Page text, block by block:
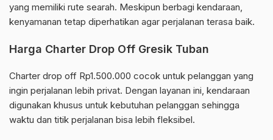
yang memiliki rute searah. Meskipun berbagi kendaraan,
kenyamanan tetap diperhatikan agar perjalanan terasa baik.
Harga Charter Drop Off Gresik Tuban
Charter drop off Rp1.500.000 cocok untuk pelanggan yang
ingin perjalanan lebih privat. Dengan layanan ini, kendaraan
digunakan khusus untuk kebutuhan pelanggan sehingga
waktu dan titik perjalanan bisa lebih fleksibel.